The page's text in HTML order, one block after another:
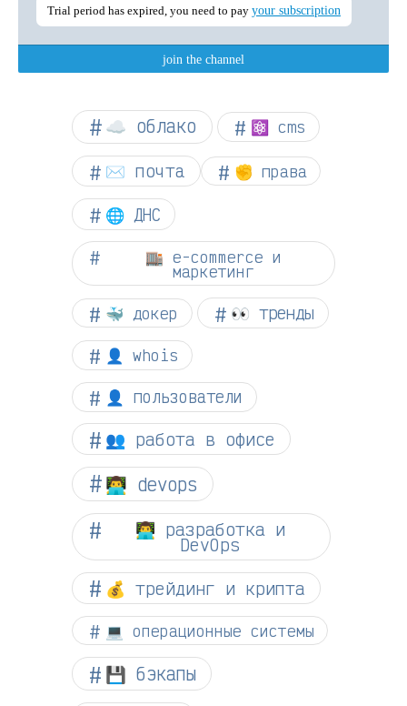
☁︎ облако ⚛ cms
✉️ почта ✊ права
🌐 ДНС
🏬 e-commerce и
маркетинг
🐳 докер 👀 тренды
👤 whois
👤 пользователи
👥 работа в офисе
👨‍💻 devops
👨‍💻 разработка и
DevOps
💰 трейдинг и крипта
💻 операционные системы
💾 бэкапы